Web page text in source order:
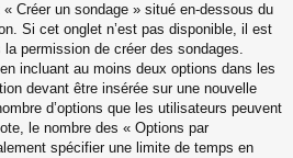
« Créer un sondage » situé en-dessous du
Si cet onglet n’est pas disponible, il est
la permission de créer des sondages.
incluant au moins deux options dans les
devant être insérée sur une nouvelle
d’options que les utilisateurs peuvent
le nombre des « Options par
spécifier une limite de temps en